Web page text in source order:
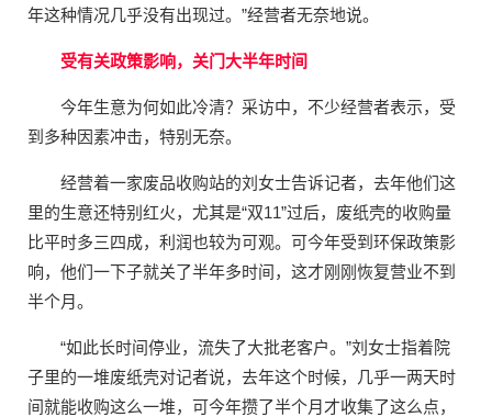
年这种情况几乎没有出现过。”经营者无奈地说。
受有关政策影响，关门大半年时间
今年生意为何如此冷清？采访中，不少经营者表示，受
到多种因素冲击，特别无奈。
经营着一家废品收购站的刘女士告诉记者，去年他们这
里的生意还特别红火，尤其是“双11”过后，废纸壳的收购量
比平时多三四成，利润也较为可观。可今年受到环保政策影
响，他们一下子就关了半年多时间，这才刚刚恢复营业不到
半个月。
“如此长时间停业，流失了大批老客户。”刘女士指着院
子里的一堆废纸壳对记者说，去年这个时候，几乎一两天时
间就能收购这么一堆，可今年攒了半个月才收集了这么点，